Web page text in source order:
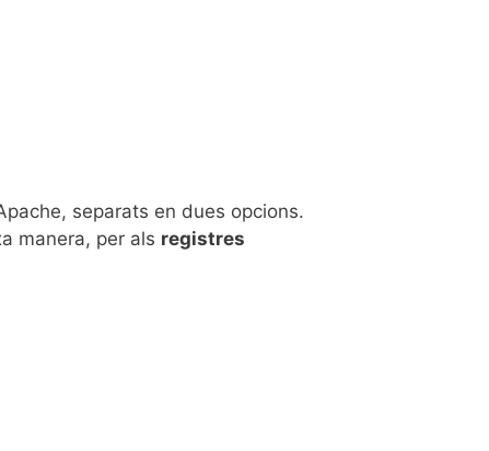
separats en dues opcions.
manera, per als registres